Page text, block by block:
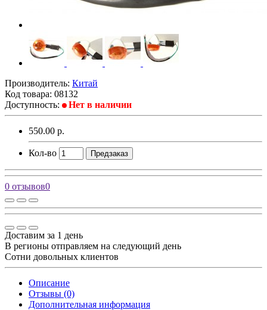
Производитель: Китай
Код товара: 08132
Доступность:
Нет в наличии
550.00 р.
Кол-во Предзаказ
0 отзывов0
Доставим за 1 день
В регионы отправляем на следующий день
Сотни довольных клиентов
Описание
Отзывы (0)
Дополнительная информация